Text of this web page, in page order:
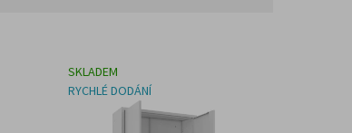
SKLADEM
RYCHLÉ DODÁNÍ